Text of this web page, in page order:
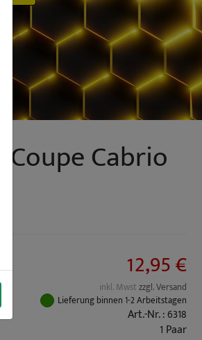
Cabrio
12,95 €
inkl. Mwstzzgl. Versand
Lieferung binnen 1-2 Arbeitstagen
Art.-Nr. : 6318
1 Paar